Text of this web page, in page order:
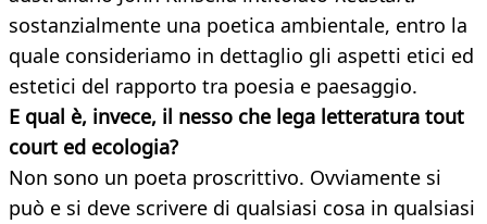
sostanzialmente una poetica ambientale, entro la
quale consideriamo in dettaglio gli aspetti etici ed
estetici del rapporto tra poesia e paesaggio.
E qual è, invece, il nesso che lega letteratura tout
court ed ecologia?
Non sono un poeta proscrittivo. Ovviamente si
può e si deve scrivere di qualsiasi cosa in qualsiasi